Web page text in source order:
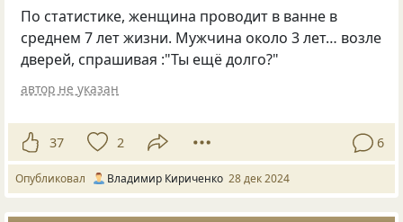
По статистике, женщина проводит в ванне в
среднем 7 лет жизни. Мужчина около 3 лет… возле
дверей, спрашивая :"Ты ещё долго?"
автор не указан
37 2 6
Опубликовал Владимир Кириченко 28 дек 2024